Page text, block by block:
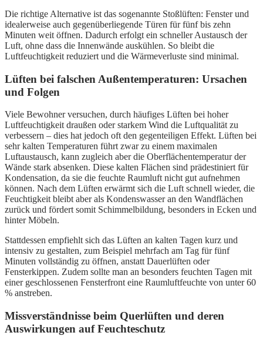
Die richtige Alternative ist das sogenannte Stoßlüften: Fenster und
idealerweise auch gegenüberliegende Türen für fünf bis zehn
Minuten weit öffnen. Dadurch erfolgt ein schneller Austausch der
Luft, ohne dass die Innenwände auskühlen. So bleibt die
Luftfeuchtigkeit reduziert und die Wärmeverluste sind minimal.
Lüften bei falschen Außentemperaturen: Ursachen
und Folgen
Viele Bewohner versuchen, durch häufiges Lüften bei hoher
Luftfeuchtigkeit draußen oder starkem Wind die Luftqualität zu
verbessern – dies hat jedoch oft den gegenteiligen Effekt. Lüften bei
sehr kalten Temperaturen führt zwar zu einem maximalen
Luftaustausch, kann zugleich aber die Oberflächentemperatur der
Wände stark absenken. Diese kalten Flächen sind prädestiniert für
Kondensation, da sie die feuchte Raumluft nicht gut aufnehmen
können. Nach dem Lüften erwärmt sich die Luft schnell wieder, die
Feuchtigkeit bleibt aber als Kondenswasser an den Wandflächen
zurück und fördert somit Schimmelbildung, besonders in Ecken und
hinter Möbeln.
Stattdessen empfiehlt sich das Lüften an kalten Tagen kurz und
intensiv zu gestalten, zum Beispiel mehrfach am Tag für fünf
Minuten vollständig zu öffnen, anstatt Dauerlüften oder
Fensterkippen. Zudem sollte man an besonders feuchten Tagen mit
einer geschlossenen Fensterfront eine Raumluftfeuchte von unter 60
% anstreben.
Missverständnisse beim Querlüften und deren
Auswirkungen auf Feuchteschutz